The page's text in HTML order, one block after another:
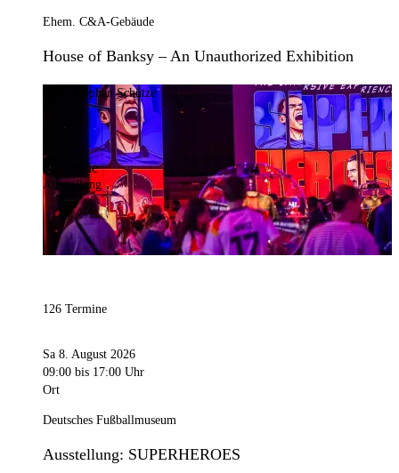
Ehem. C&A-Gebäude
House of Banksy – An Unauthorized Exhibition
Stephan Schütze
Kategorie
Ausstellung
126 Termine
Sa 8. August 2026
09:00 bis 17:00 Uhr
Ort
Deutsches Fußballmuseum
Ausstellung: SUPERHEROES